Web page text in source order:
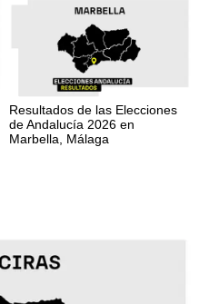
Resultados de las Elecciones
de Andalucía 2026 en
Marbella, Málaga